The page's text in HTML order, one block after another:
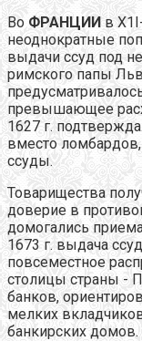
Во ФРАНЦИИ в
неоднократные
выдачи ссуд под
римского папы
превышающее
1627 г.
вместо
ссуды.
Товарищества
доверие в
домогались
1673 г. выдача
повсеместное
столицы страны -
банков,
мелких
банкирских домов.